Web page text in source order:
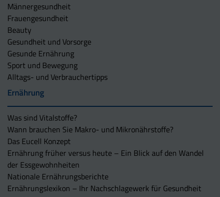
Männergesundheit
Frauengesundheit
Beauty
Gesundheit und Vorsorge
Gesunde Ernährung
Sport und Bewegung
Alltags- und Verbrauchertipps
Ernährung
Was sind Vitalstoffe?
Wann brauchen Sie Makro- und Mikronährstoffe?
Das Eucell Konzept
Ernährung früher versus heute – Ein Blick auf den Wandel
der Essgewohnheiten
Nationale Ernährungsberichte
Ernährungslexikon – Ihr Nachschlagewerk für Gesundheit